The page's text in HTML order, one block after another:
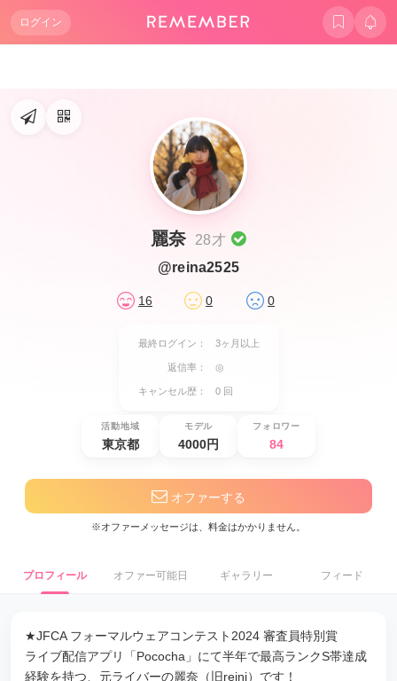
ログイン
麗奈 28才
@reina2525
16 0 0
最終ログイン： 3ヶ月以上
返信率： ◎
キャンセル歴： 0 回
活動地域
東京都
モデル
4000円
フォロワー
84
オファーする
※オファーメッセージは、料金はかかりません。
プロフィール オファー可能日 ギャラリー フィード
★JFCA フォーマルウェアコンテスト2024 審査員特別賞
ライブ配信アプリ「Pococha」にて半年で最高ランクS帯達成
経験を持つ、元ライバーの麗奈（旧reini）です！